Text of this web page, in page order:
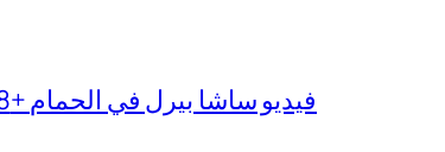
فيديو ساشا بيرل في الحمام +18 كامل بدقة عالية